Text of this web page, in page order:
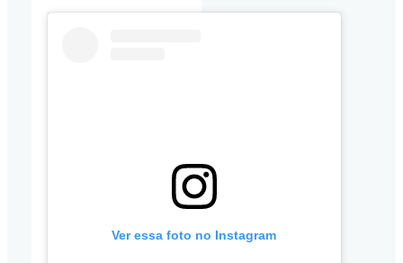
Ver essa foto no Instagram